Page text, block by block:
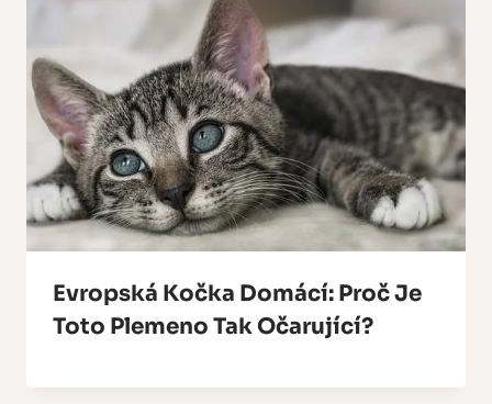
Evropská Kočka Domácí: Proč Je
Toto Plemeno Tak Očarující?